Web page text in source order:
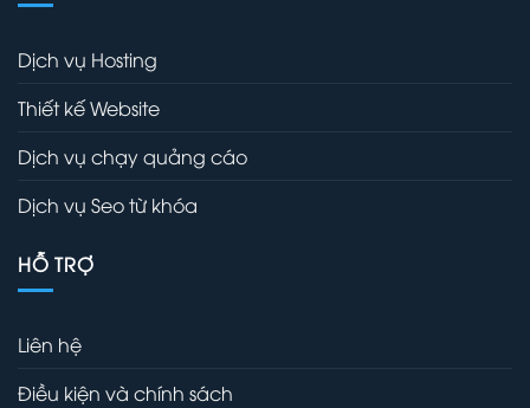
Dịch vụ Hosting
Thiết kế Website
Dịch vụ chạy quảng cáo
Dịch vụ Seo từ khóa
HỖ TRỢ
Liên hệ
Điều kiện và chính sách